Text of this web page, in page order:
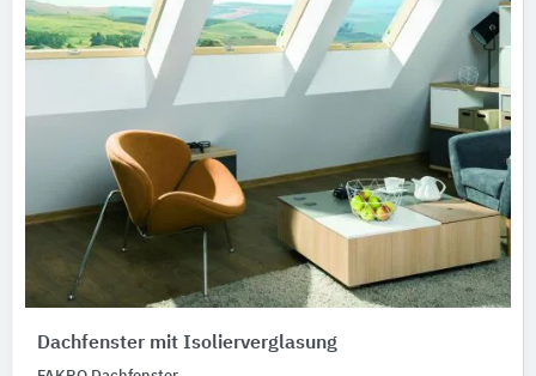
Dachfenster mit Isolierverglasung